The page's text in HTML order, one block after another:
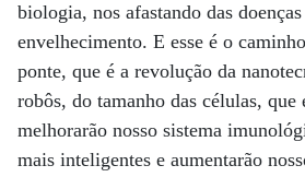
biologia, nos afastando das
envelhecimento. E esse é o
ponte, que é a revolução da
robôs, do tamanho das células, que
melhorarão nosso sistema
mais inteligentes e aumentarão